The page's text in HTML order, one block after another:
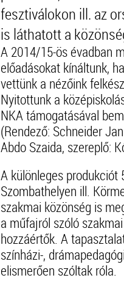
fesztiválokon ill. az
is láthatott a
A 2014/15-ös évadban
előadásokat kínáltunk,
vettünk a nézőink
Nyitottunk a
NKA támogatásával
(Rendező: Schneider
Abdo Szaida, szereplő:
A különleges
Szombathelyen ill.
szakmai közönség is
a műfajról szóló
hozzáértők. A
színházi-,
elismerően szóltak róla.